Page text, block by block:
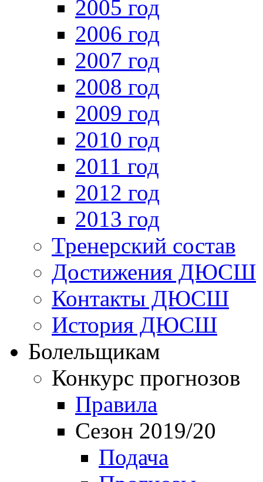
2005 год
2006 год
2007 год
2008 год
2009 год
2010 год
2011 год
2012 год
2013 год
Тренерский состав
Достижения ДЮСШ
Контакты ДЮСШ
История ДЮСШ
Болельщикам
Конкурс прогнозов
Правила
Сезон 2019/20
Подача